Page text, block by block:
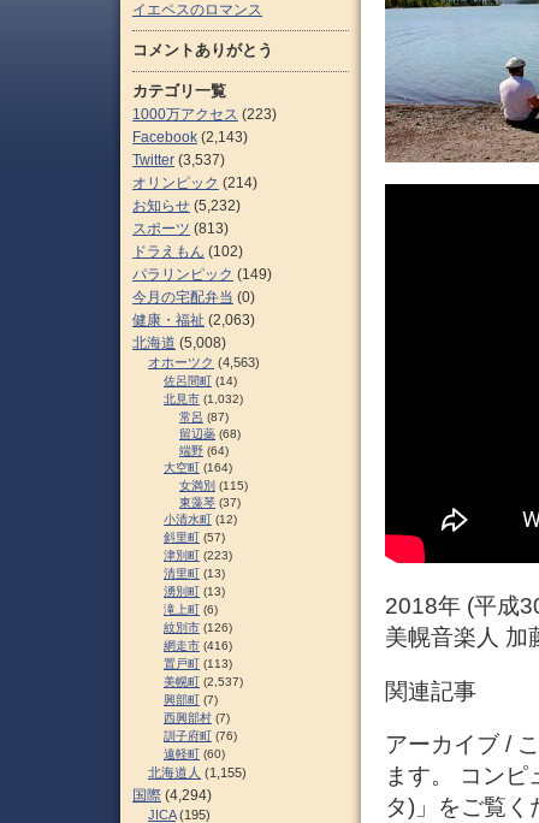
2018年 (平成
美幌音楽人 加
関連記事
アーカイブ /
ます。 コン
タ)」をご覧く
イエペスのロマンス
コメントありがとう
カテゴリ一覧
1000万アクセス (223)
Facebook (2,143)
Twitter (3,537)
オリンピック (214)
お知らせ (5,232)
スポーツ (813)
ドラえもん (102)
パラリンピック (149)
今月の宅配弁当 (0)
健康・福祉 (2,063)
北海道 (5,008)
オホーツク (4,563)
佐呂間町 (14)
北見市 (1,032)
常呂 (87)
留辺蘂 (68)
端野 (64)
大空町 (164)
女満別 (115)
東藻琴 (37)
小清水町 (12)
斜里町 (57)
津別町 (223)
清里町 (13)
湧別町 (13)
滝上町 (6)
紋別市 (126)
網走市 (416)
置戸町 (113)
美幌町 (2,537)
興部町 (7)
西興部村 (7)
訓子府町 (76)
遠軽町 (60)
北海道人 (1,155)
国際 (4,294)
JICA(195)